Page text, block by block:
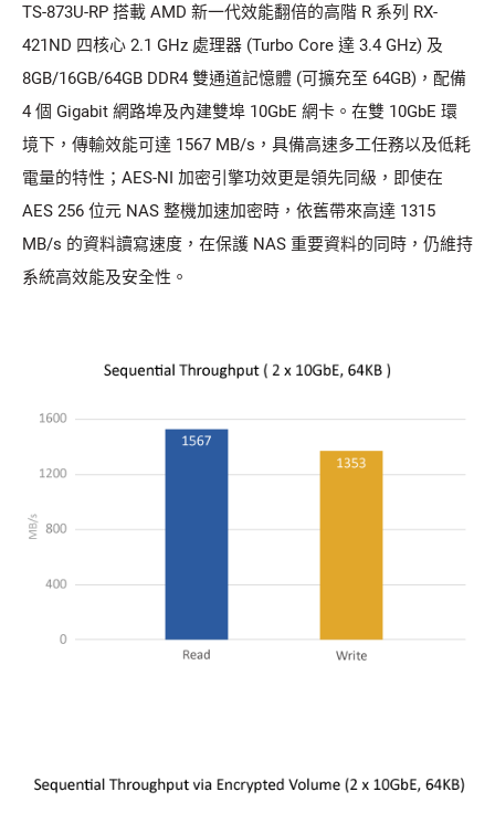
TS-873U-RP 搭載 AMD 新一代效能翻倍的高階 R 系列 RX-
421ND 四核心 2.1 GHz 處理器 (Turbo Core 達 3.4 GHz) 及
8GB/16GB/64GB DDR4 雙通道記憶體 (可擴充至 64GB)，配備
4 個 Gigabit 網路埠及內建雙埠 10GbE 網卡。在雙 10GbE 環
境下，傳輸效能可達 1567 MB/s，具備高速多工任務以及低耗
電量的特性；AES-NI 加密引擎功效更是領先同級，即使在
AES 256 位元 NAS 整機加速加密時，依舊帶來高達 1315
MB/s 的資料讀寫速度，在保護 NAS 重要資料的同時，仍維持
系統高效能及安全性。